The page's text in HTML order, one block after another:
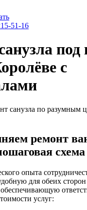
51-16
с
санузла по разумным
ремонт
опыта
для обеих
услуг: